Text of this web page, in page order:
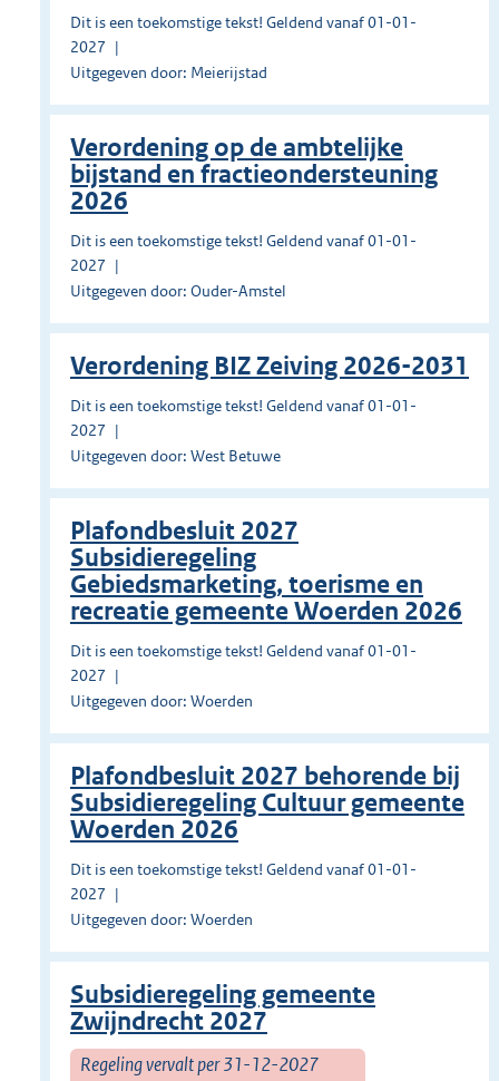
Dit is een toekomstige tekst! Geldend vanaf 01-01-
2027
Uitgegeven door: Meierijstad
Verordening op de ambtelijke
bijstand en fractieondersteuning
2026
Dit is een toekomstige tekst! Geldend vanaf 01-01-
2027
Uitgegeven door: Ouder-Amstel
Verordening BIZ Zeiving 2026-2031
Dit is een toekomstige tekst! Geldend vanaf 01-01-
2027
Uitgegeven door: West Betuwe
Plafondbesluit 2027
Subsidieregeling
Gebiedsmarketing, toerisme en
recreatie gemeente Woerden 2026
Dit is een toekomstige tekst! Geldend vanaf 01-01-
2027
Uitgegeven door: Woerden
Plafondbesluit 2027 behorende bij
Subsidieregeling Cultuur gemeente
Woerden 2026
Dit is een toekomstige tekst! Geldend vanaf 01-01-
2027
Uitgegeven door: Woerden
Subsidieregeling gemeente
Zwijndrecht 2027
Regeling vervalt per 31-12-2027